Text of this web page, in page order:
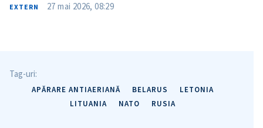
EXTERN 27 mai 2026, 08:29
Tag-uri:
APĂRARE ANTIAERIANĂ BELARUS
LETONIA
LITUANIA
NATO RUSIA